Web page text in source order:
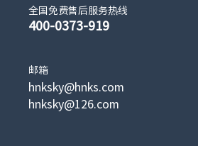
全国免费售后服务热线
400-0373-919
邮箱
hnksky@hnks.com
hnksky@126.com